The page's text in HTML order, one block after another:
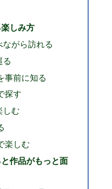
しみ方
ながら訪れる
る
事前に知る
探す
しむ
楽しむ
作品がもっと面